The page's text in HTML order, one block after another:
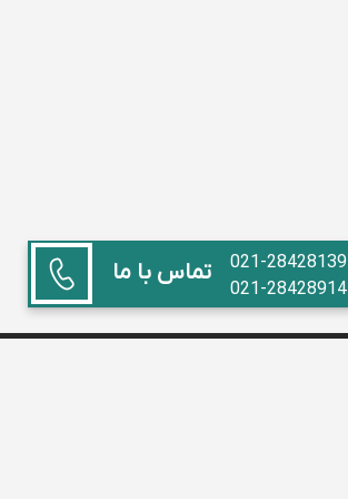
تماس با ما
021-28428139
021-28428914